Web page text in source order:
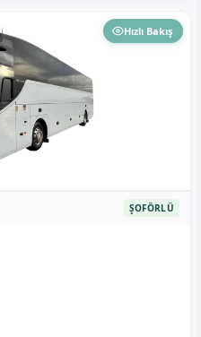
Hızlı Bakış
ŞOFÖRLÜ